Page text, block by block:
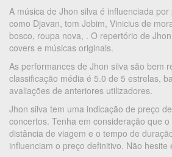
A música de Jhon silva é influenciada
como Djavan, tom Jobim, Vinicius de
bosco, roupa nova, . O repertório de
covers e músicas originais.
As performances de Jhon silva são bem
classificação média é 5.0 de 5 estrelas,
avaliações de anteriores utilizadores.
Jhon silva tem uma indicação de preço
concertos. Tenha em consideração que
distância de viagem e o tempo de
influenciam o preço definitivo. Não hesite